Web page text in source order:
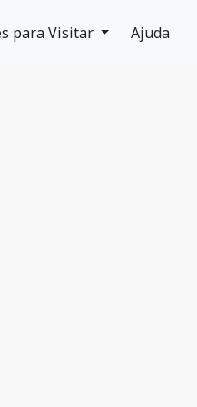
para Visitar Ajuda